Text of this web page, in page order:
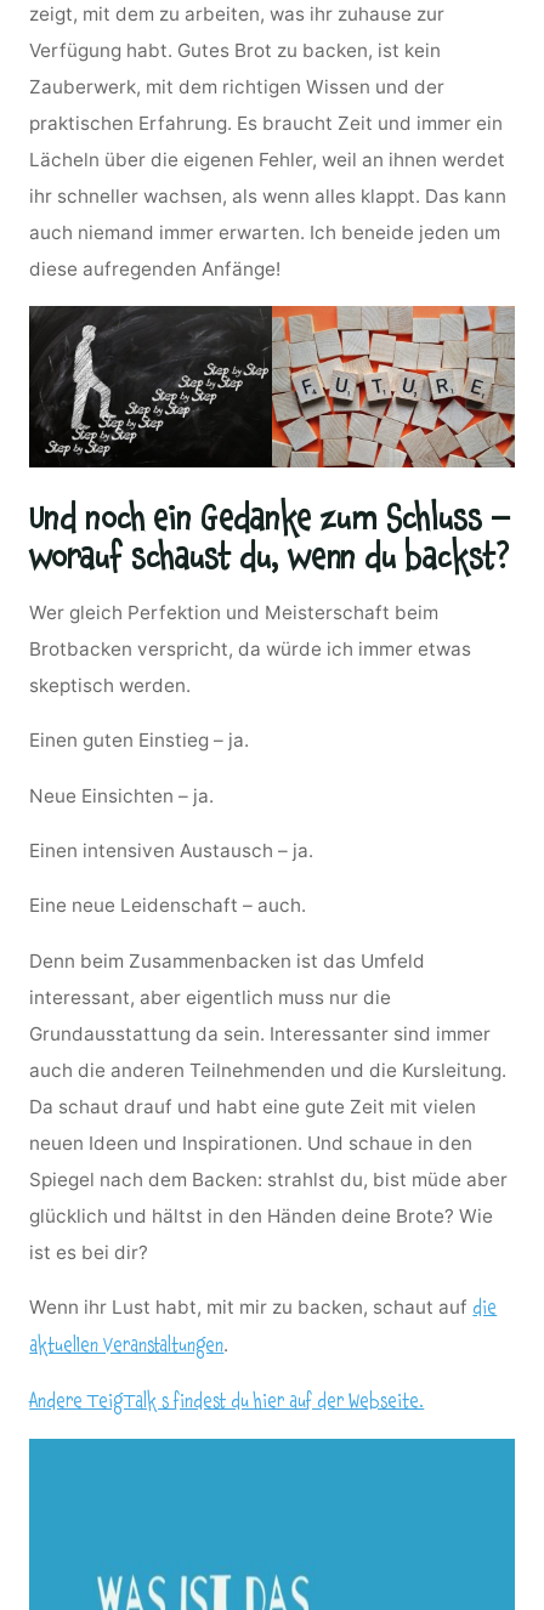
zeigt, mit dem zu arbeiten, was ihr zuhause zur
Verfügung habt. Gutes Brot zu backen, ist kein
Zauberwerk, mit dem richtigen Wissen und der
praktischen Erfahrung. Es braucht Zeit und immer ein
Lächeln über die eigenen Fehler, weil an ihnen werdet
ihr schneller wachsen, als wenn alles klappt. Das kann
auch niemand immer erwarten. Ich beneide jeden um
diese aufregenden Anfänge!
Und noch ein Gedanke zum Schluss –
worauf schaust du, wenn du backst?
Wer gleich Perfektion und Meisterschaft beim
Brotbacken verspricht, da würde ich immer etwas
skeptisch werden.
Einen guten Einstieg – ja.
Neue Einsichten – ja.
Einen intensiven Austausch – ja.
Eine neue Leidenschaft – auch.
Denn beim Zusammenbacken ist das Umfeld
interessant, aber eigentlich muss nur die
Grundausstattung da sein. Interessanter sind immer
auch die anderen Teilnehmenden und die Kursleitung.
Da schaut drauf und habt eine gute Zeit mit vielen
neuen Ideen und Inspirationen. Und schaue in den
Spiegel nach dem Backen: strahlst du, bist müde aber
glücklich und hältst in den Händen deine Brote? Wie
ist es bei dir?
Wenn ihr Lust habt, mit mir zu backen, schaut auf die
aktuellen Veranstaltungen.
Andere TeigTalk s findest du hier auf der Webseite.